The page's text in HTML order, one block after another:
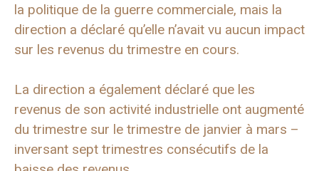
la politique de la guerre commerciale, mais la
direction a déclaré qu’elle n’avait vu aucun impact
sur les revenus du trimestre en cours.
La direction a également déclaré que les
revenus de son activité industrielle ont augmenté
du trimestre sur le trimestre de janvier à mars –
inversant sept trimestres consécutifs de la